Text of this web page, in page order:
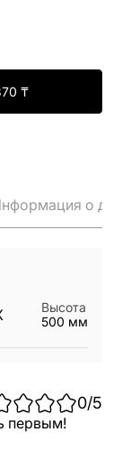
₸
о
Высота
500 мм
0/5
первым!